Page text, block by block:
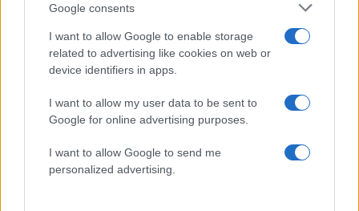
Google consents
I want to allow Google to enable storage
related to advertising like cookies on web or
device identifiers in apps.
I want to allow my user data to be sent to
Google for online advertising purposes.
I want to allow Google to send me
personalized advertising.
Κόσμος: Περισσότερα
άρθρα